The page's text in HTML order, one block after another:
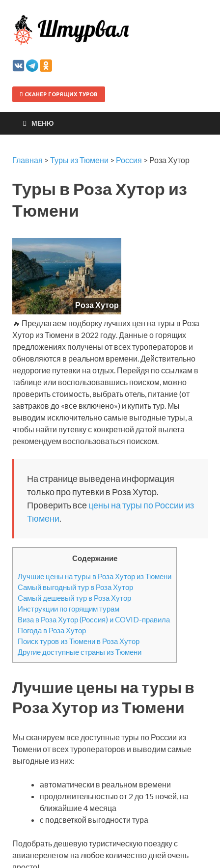
СКАНЕР ГОРЯЩИХ ТУРОВ
МЕНЮ
Главная > Туры из Тюмени > Россия > Роза Хутор
Туры в Роза Хутор из
Тюмени
Роза Хутор
🔥 Предлагаем подборку лучших цен на туры в Роза
Хутор из Тюмени в 2022 году. Данные о горящих
предложениях получены от всех туроператоров и
обновляются в реальном времени. Действительно
недорогие путевки на отдых. Перейдя по ссылкам в
таблице или воспользовавшись поиском, можно
проверить стоимость, выбрать отель, питание (от
завтраков до «все включено») и купить тур. Мы
выводим исключительно самые выгодные туры, а
чтобы найти путевку с конкретной датой вылета
рекомендуем воспользоваться поиском.
На странице выведена информация
только про путевки в Роза Хутор.
Проверить всецены на туры по России из
Тюмени.
Содержание
Лучшие цены на туры в Роза Хутор из Тюмени
Самый выгодный тур в Роза Хутор
Самый дешевый тур в Роза Хутор
Инструкции по горящим турам
Виза в Роза Хутор (Россия) и COVID-правила
Погода в Роза Хутор
Поиск туров из Тюмени в Роза Хутор
Другие доступные страны из Тюмени
Лучшие цены на туры в
Роза Хутор из Тюмени
Мы сканируем все доступные туры по России из
Тюмени от всех туроператоров и выводим самые
выгодные из них:
автоматически в реальном времени
продолжительностью от 2 до 15 ночей, на
ближайшие 4 месяца
с подсветкой выгодности тура
Подобрать дешевую туристическую поездку с
авиаперелетом на любое количество дней очень